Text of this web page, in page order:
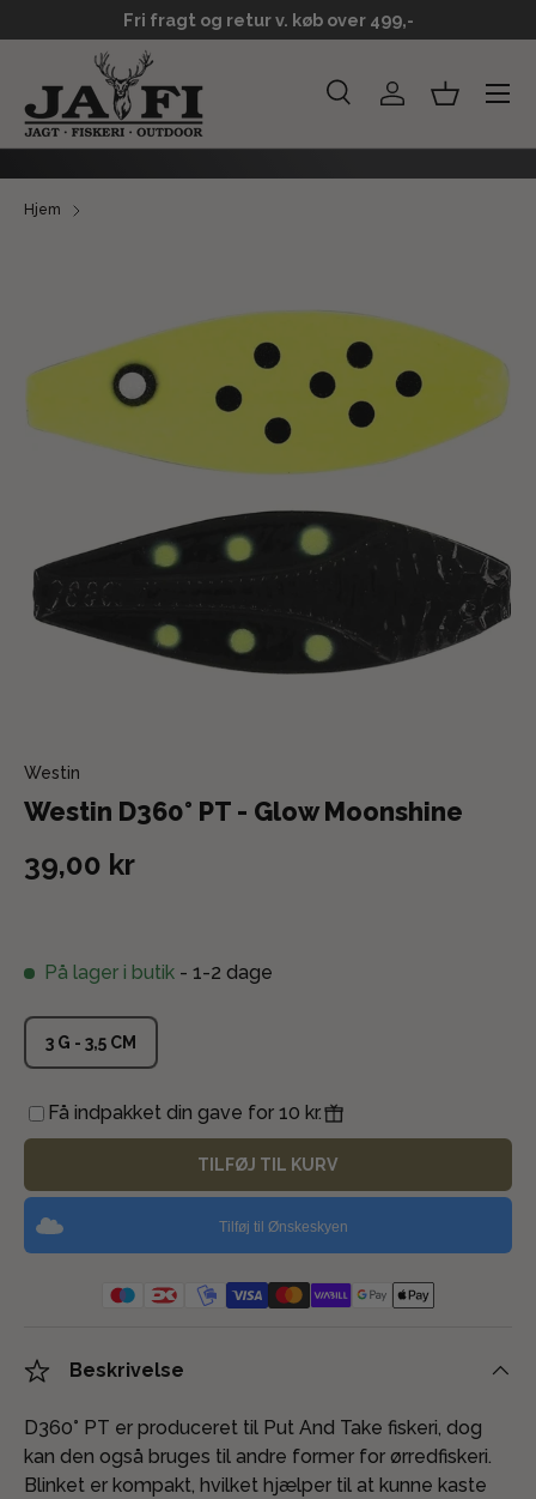
GÅ TIL INDHOLD
Fri fragt og retur v. køb over 499,-
Søg Log indKurv
Menu
Hjem
Westin
Westin D360° PT - Glow Moonshine
39,00 kr
På lager i butik - 1-2 dage
3 G - 3,5 CM
Få indpakket din gave for 10 kr.
TILFØJ TIL KURV
Tilføj til Ønskeskyen
Beskrivelse
D360° PT er produceret til Put And Take fiskeri, dog
kan den også bruges til andre former for ørredfiskeri.
Blinket er kompakt, hvilket hjælper til at kunne kaste